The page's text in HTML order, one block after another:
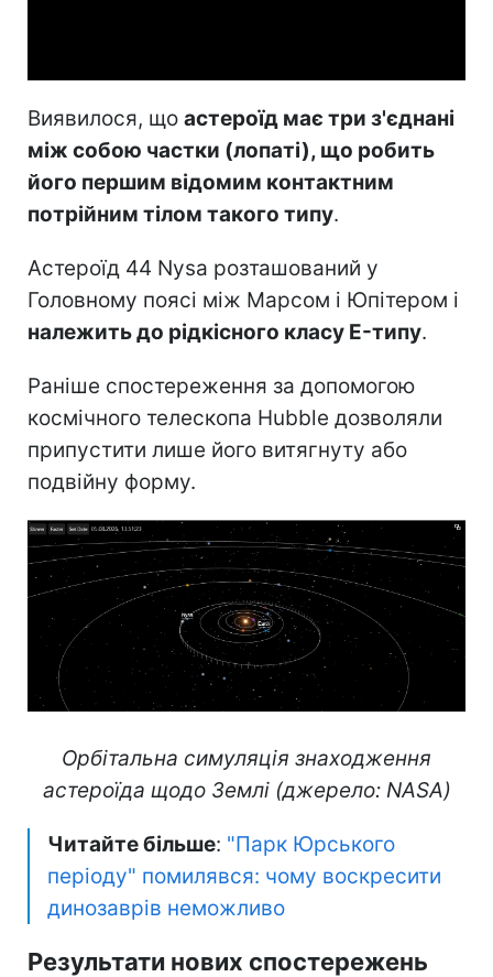
Виявилося, що астероїд має три з'єднані
між собою частки (лопаті), що робить
його першим відомим контактним
потрійним тілом такого типу.
Астероїд 44 Nysa розташований у
Головному поясі між Марсом і Юпітером і
належить до рідкісного класу E-типу.
Раніше спостереження за допомогою
космічного телескопа Hubble дозволяли
припустити лише його витягнуту або
подвійну форму.
Орбітальна симуляція знаходження
астероїда щодо Землі (джерело: NASA)
Читайте більше: "Парк Юрського
періоду" помилявся: чому воскресити
динозаврів неможливо
Результати нових спостережень